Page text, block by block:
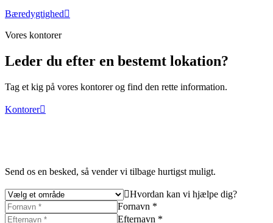
Bæredygtighed
Vores kontorer
Leder du efter en bestemt lokation?
Tag et kig på vores kontorer og find den rette information.
Kontorer
Send os en besked, så vender vi tilbage hurtigst muligt.
Hvordan kan vi hjælpe dig?
Fornavn *
Efternavn *